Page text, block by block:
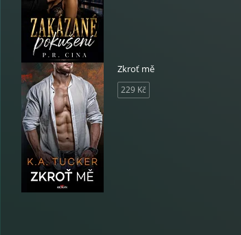
Zkroť mě
229 Kč